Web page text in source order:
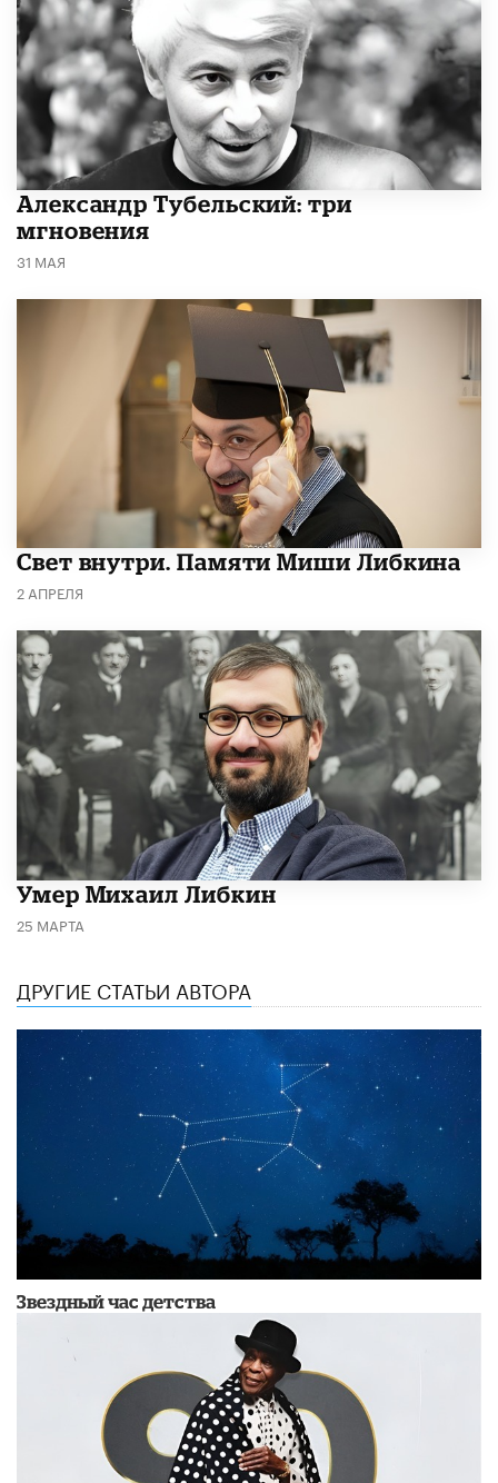
Александр Тубельский: три
мгновения
31 МАЯ
​Свет внутри. Памяти Миши Либкина
2 АПРЕЛЯ
​Умер Михаил Либкин
25 МАРТА
ДРУГИЕ СТАТЬИ АВТОРА
Звездный час детства